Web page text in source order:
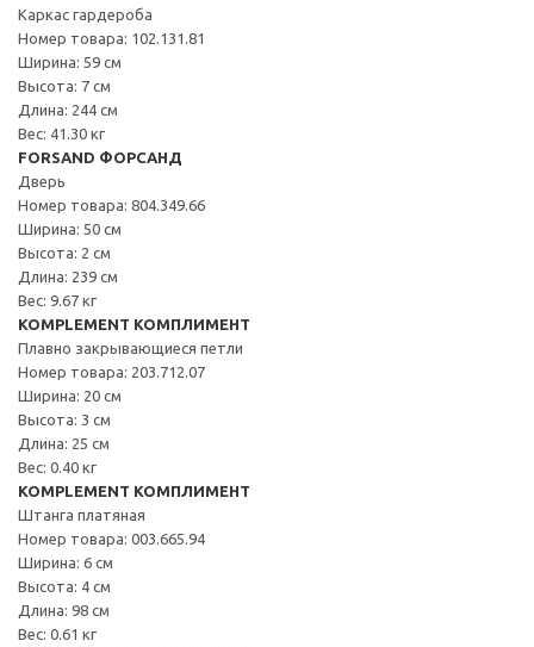
Каркас гардероба
Номер товара: 102.131.81
Ширина: 59 см
Высота: 7 см
Длина: 244 см
Вес: 41.30 кг
FORSAND ФОРСАНД
Дверь
Номер товара: 804.349.66
Ширина: 50 см
Высота: 2 см
Длина: 239 см
Вес: 9.67 кг
KOMPLEMENT КОМПЛИМЕНТ
Плавно закрывающиеся петли
Номер товара: 203.712.07
Ширина: 20 см
Высота: 3 см
Длина: 25 см
Вес: 0.40 кг
KOMPLEMENT КОМПЛИМЕНТ
Штанга платяная
Номер товара: 003.665.94
Ширина: 6 см
Высота: 4 см
Длина: 98 см
Вес: 0.61 кг